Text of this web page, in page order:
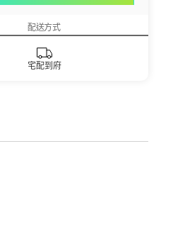
配送方式
宅配到府